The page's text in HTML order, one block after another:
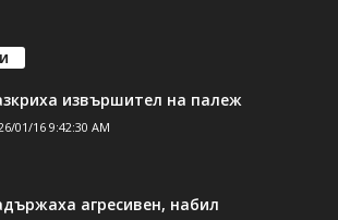
извършител на палеж
01/16 9:42:30 AM
агресивен, набил